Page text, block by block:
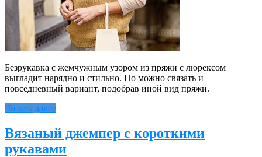
Безрукавка с жемчужным узором из пряжи с люрексом
выгладит нарядно и стильно. Но можно связать и
повседневный вариант, подобрав иной вид пряжи.
Читать далее
Вязаный джемпер с короткими
рукавами